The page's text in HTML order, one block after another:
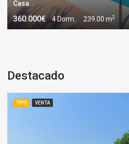
Casa
360.000€ 4 Dorm.. 239.00 m2
destacado
TIPO VENTA